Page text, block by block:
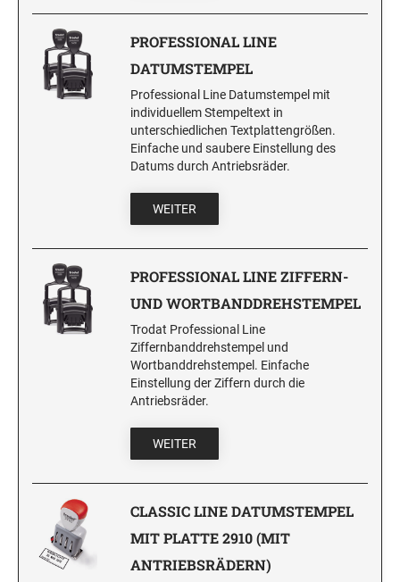
PROFESSIONAL LINE
DATUMSTEMPEL
Professional Line Datumstempel mit
individuellem Stempeltext in
unterschiedlichen Textplattengrößen.
Einfache und saubere Einstellung des
Datums durch Antriebsräder.
WEITER
PROFESSIONAL LINE ZIFFERN-
UND WORTBANDDREHSTEMPEL
Trodat Professional Line
Ziffernbanddrehstempel und
Wortbanddrehstempel. Einfache
Einstellung der Ziffern durch die
Antriebsräder.
WEITER
CLASSIC LINE DATUMSTEMPEL
MIT PLATTE 2910 (MIT
ANTRIEBSRÄDERN)